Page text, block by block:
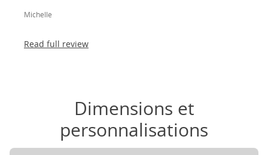
Michelle
Read full review
Dimensions et
personnalisations